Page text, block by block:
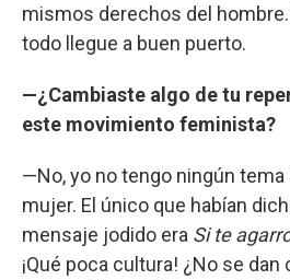
mismos derechos del
todo llegue a buen puerto.
—¿Cambiaste algo de tu
este movimiento feminista?
—No, yo no tengo ningún tema
mujer. El único que habían
mensaje jodido era Si te
¡Qué poca cultura! ¿No se